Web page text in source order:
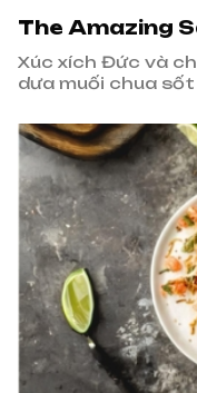
The Amazing
Xúc xích Đức và
dưa muối chua